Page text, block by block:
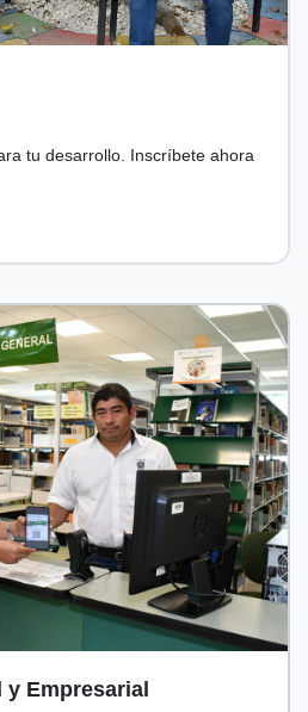
tu desarrollo. Inscríbete ahora
Empresarial